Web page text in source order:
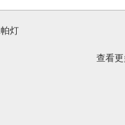
灯
查看